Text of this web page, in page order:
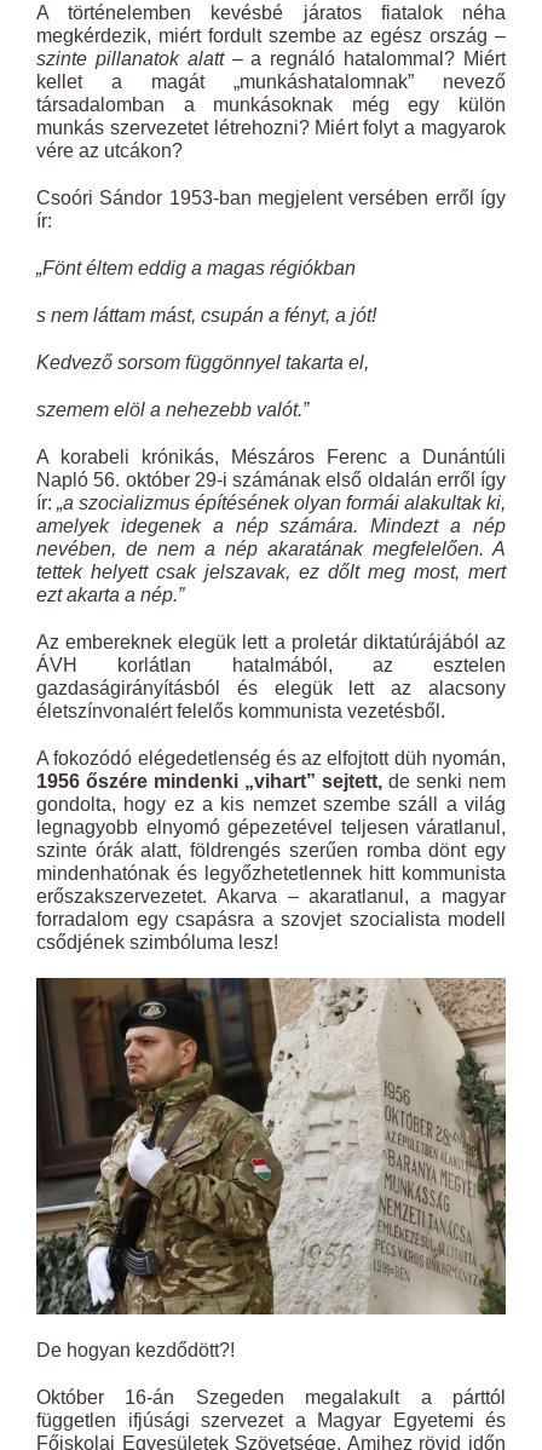
A történelemben kevésbé járatos fiatalok néha
megkérdezik, miért fordult szembe az egész ország –
szinte pillanatok alatt –a regnáló hatalommal? Miért
kellet a magát „munkáshatalomnak” nevező
társadalomban a munkásoknak még egy külön
munkás szervezetet létrehozni? Miért folyt a magyarok
vére az utcákon?
Csoóri Sándor 1953-ban megjelent versében erről így
ír:
„Fönt éltem eddig a magas régiókban
s nem láttam mást, csupán a fényt, a jót!
Kedvező sorsom függönnyel takarta el,
szemem elöl a nehezebb valót.”
A korabeli krónikás, Mészáros Ferenc a Dunántúli
Napló 56. október 29-i számának első oldalán erről így
ír: „a szocializmus építésének olyan formái alakultak ki,
amelyek idegenek a nép számára. Mindezt a nép
nevében, de nem a nép akaratának megfelelően. A
tettek helyett csak jelszavak, ez dőlt meg most, mert
ezt akarta a nép.”
Az embereknek elegük lett a proletár diktatúrájából az
ÁVH korlátlan hatalmából, az esztelen
gazdaságirányításból és elegük lett az alacsony
életszínvonalért felelős kommunista vezetésből.
A fokozódó elégedetlenség és az elfojtott düh nyomán,
1956 őszére mindenki „vihart” sejtett, de senki nem
gondolta, hogy ez a kis nemzet szembe száll a világ
legnagyobb elnyomó gépezetével teljesen váratlanul,
szinte órák alatt, földrengés szerűen romba dönt egy
mindenhatónak és legyőzhetetlennek hitt kommunista
erőszakszervezetet. Akarva – akaratlanul, a magyar
forradalom egy csapásra a szovjet szocialista modell
csődjének szimbóluma lesz!
De hogyan kezdődött?!
Október 16-án Szegeden megalakult a párttól
független ifjúsági szervezet a Magyar Egyetemi és
Főiskolai Egyesületek Szövetsége. Amihez rövid időn